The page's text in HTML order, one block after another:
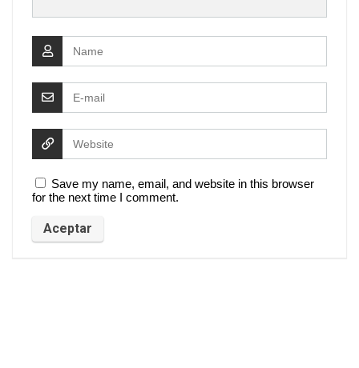
Save my name, email, and website in this browser
for the next time I comment.